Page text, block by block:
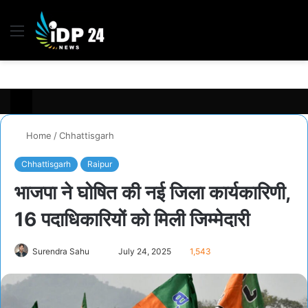
Menu
Home /Chhattisgarh
Chhattisgarh Raipur
भाजपा ने घोषित की नई जिला कार्यकारिणी,
16 पदाधिकारियों को मिली जिम्मेदारी
Surendra Sahu
n
July 24, 2025 1,543